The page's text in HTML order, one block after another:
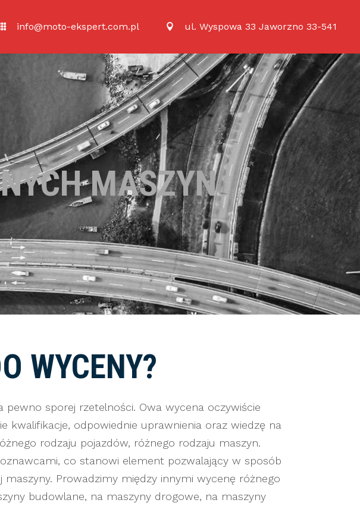
info@moto-ekspert.com.pl ul. Wyspowa 33 Jaworzno 33-541
MASZYN
WYCENY?
sporej rzetelności. Owa wycena oczywiście
kwalifikacje, odpowiednie uprawnienia oraz wiedzę na
rodzaju pojazdów, różnego rodzaju maszyn.
co stanowi element pozwalający w sposób
Prowadzimy między innymi wycenę różnego
budowlane, na maszyny drogowe, na maszyny